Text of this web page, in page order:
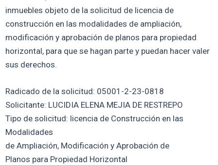
inmuebles objeto de la solicitud de licencia de
construcción en las modalidades de ampliación,
modificación y aprobación de planos para propiedad
horizontal, para que se hagan parte y puedan hacer valer
sus derechos.
Radicado de la solicitud: 05001-2-23-0818
Solicitante: LUCIDIA ELENA MEJIA DE RESTREPO
Tipo de solicitud: licencia de Construcción en las
Modalidades
de Ampliación, Modificación y Aprobación de
Planos para Propiedad Horizontal